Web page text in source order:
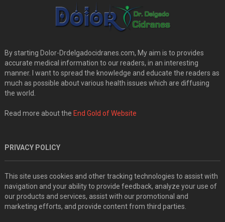
By starting Dolor-Drdelgadocidranes.com, My aim is to provides
accurate medical information to our readers, in an interesting
manner. I want to spread the knowledge and educate the readers as
much as possible about various health issues which are diffusing
the world.
Read more about the End Gold of Website
PRIVACY POLICY
This site uses cookies and other tracking technologies to assist with
navigation and your ability to provide feedback, analyze your use of
our products and services, assist with our promotional and
marketing efforts, and provide content from third parties.